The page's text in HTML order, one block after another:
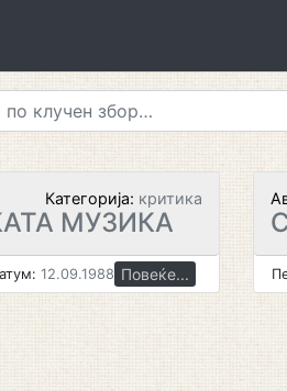
Категорија: критика
МУЗИКА
12.09.1988 Повеќе...